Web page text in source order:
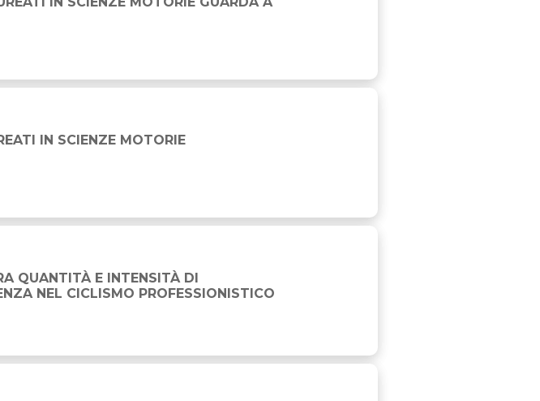
IN SCIENZE MOTORIE
QUANTITÀ E INTENSITÀ DI
NEL CICLISMO PROFESSIONISTICO